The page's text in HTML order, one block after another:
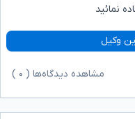
نمائید
وکیل
مشاهده دیدگاه‌ها ( ۰